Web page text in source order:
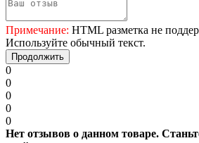
Примечание: HTML разметка не
Используйте обычный текст.
Продолжить
0
0
0
0
0
Нет отзывов о данном товаре.